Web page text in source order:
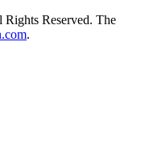
Rights Reserved. The
.